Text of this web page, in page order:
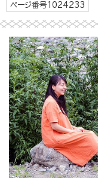
ページ番号1024233